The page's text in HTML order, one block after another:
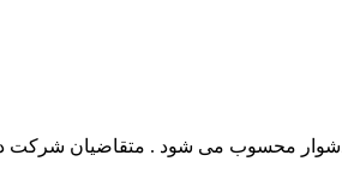
محسوب می شود . متقاضیان شرکت در